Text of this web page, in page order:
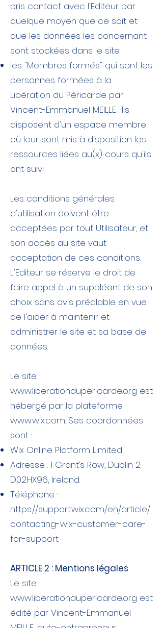
pris contact avec l'Editeur par
quelque moyen que ce soit et
que les données les concernant
sont stockées dans le site.
les "Membres formés" qui sont les
personnes formées à la
Libération du Péricarde par
Vincent-Emmanuel MEILLE . Ils
disposent d'un espace membre
où leur sont mis à disposition les
ressources liées au(x) cours qu'ils
ont suivi.
Les conditions générales
d'utilisation doivent être
acceptées par tout Utilisateur, et
son accès au site vaut
acceptation de ces conditions.
L'Editeur se réserve le droit de
faire appel à un suppléant de son
choix sans avis préalable en vue
de l'aider à maintenir et
administrer le site et sa base de
données.
Le site
www.liberationdupericarde.org est
hébergé par la plateforme
www.wix.com. Ses coordonnées
sont :
Wix Online Platform Limited
Adresse : 1 Grant’s Row, Dublin 2
D02HX96, Ireland.
Téléphone :
https://support.wix.com/en/article/
contacting-wix-customer-care-
for-support
ARTICLE 2 : Mentions légales
Le site
www.liberationdupericarde.org est
édité par Vincent-Emmanuel